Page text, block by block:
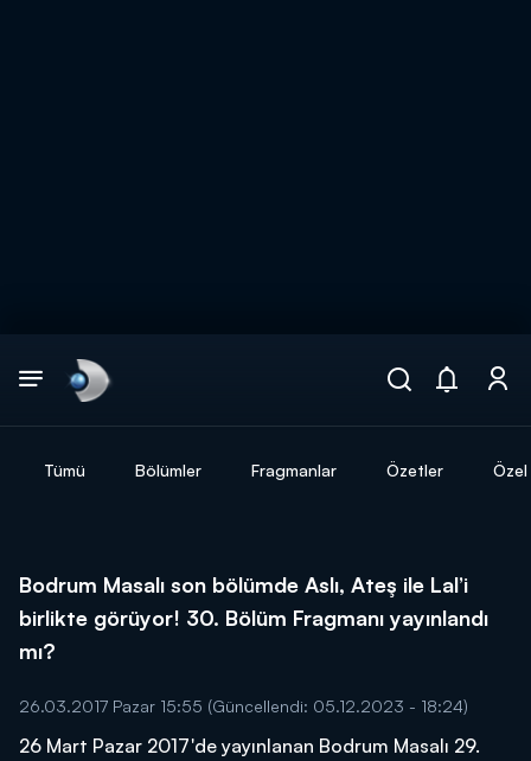
Tümü Bölümler Fragmanlar Özetler
Bodrum Masalı son bölümde Aslı, Ateş ile Lal’i
birlikte görüyor! 30. Bölüm Fragmanı yayınlandı
mı?
26.03.2017 Pazar 15:55 (Güncellendi: 05.12.2023 - 18:24)
26 Mart Pazar 2017'de yayınlanan Bodrum Masalı 29.